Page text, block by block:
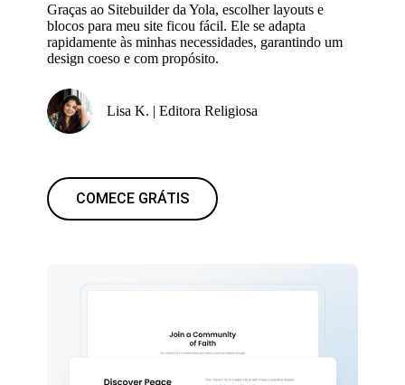
Graças ao Sitebuilder da Yola, escolher layouts e
blocos para meu site ficou fácil. Ele se adapta
rapidamente às minhas necessidades, garantindo um
design coeso e com propósito.
Lisa K. | Editora Religiosa
COMECE GRÁTIS